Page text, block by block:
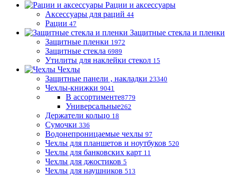
Рации и аксессуары
Аксессуары для раций 44
Рации 47
Защитные стекла и пленки
Защитные пленки 1972
Защитные стекла 6989
Утилиты для наклейки стекол 15
Чехлы
Защитные панели , накладки 23340
Чехлы-книжки 9041
В ассортименте8779
Универсальные262
Держатели кольцо 18
Сумочки 336
Водонепроницаемые чехлы 97
Чехлы для планшетов и ноутбуков 520
Чехлы для банковских карт 11
Чехлы для джостиков 5
Чехлы для наушников 513